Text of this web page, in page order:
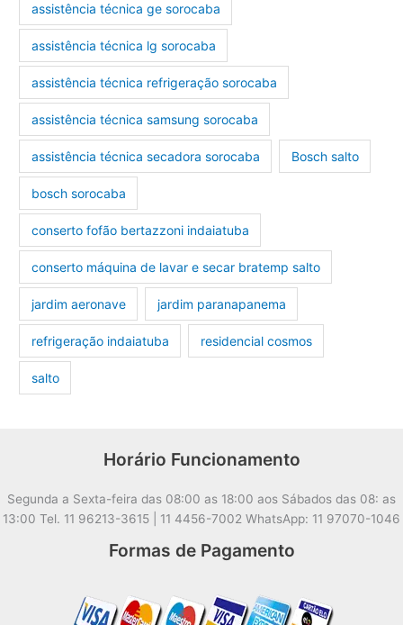
assistência técnica ge sorocaba
assistência técnica lg sorocaba
assistência técnica refrigeração sorocaba
assistência técnica samsung sorocaba
assistência técnica secadora sorocaba Bosch salto
bosch sorocaba
conserto fofão bertazzoni indaiatuba
conserto máquina de lavar e secar bratemp salto
jardim aeronave jardim paranapanema
refrigeração indaiatuba residencial cosmos
salto
Horário Funcionamento
Segunda a Sexta-feira das 08:00 as 18:00 aos Sábados das 08: as
13:00 Tel. 11 96213-3615 | 11 4456-7002 WhatsApp: 11 97070-1046
Formas de Pagamento